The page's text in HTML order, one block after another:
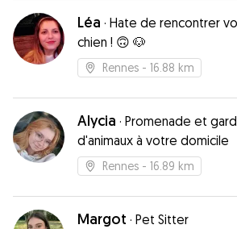
Léa · Hate de rencontrer
chien ! 🙃 🐶
Rennes - 16.88 km
Alycia · Promenade et
d'animaux à votre domicile
Rennes - 16.89 km
Margot · Pet Sitter